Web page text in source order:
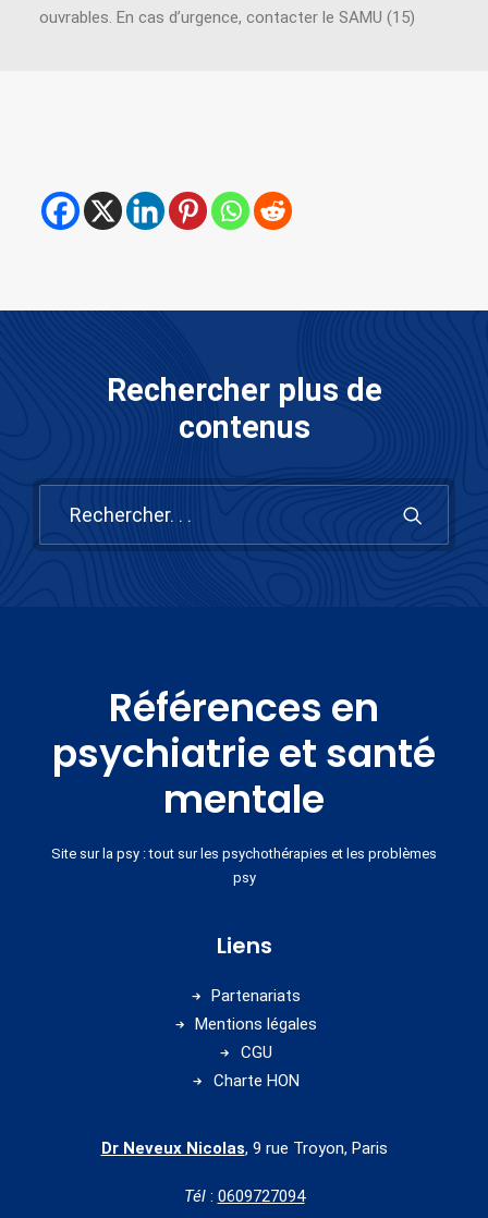
ouvrables. En cas d’urgence, contacter le SAMU (15)
Rechercher plus de
contenus
Références en
psychiatrie et santé
mentale
Site sur la psy : tout sur les psychothérapies et les problèmes
psy
Liens
Partenariats
Mentions légales
CGU
Charte HON
Dr Neveux Nicolas, 9 rue Troyon, Paris
Tél : 0609727094